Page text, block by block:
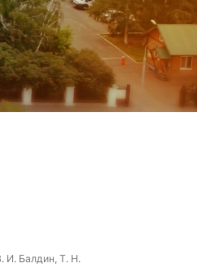
И. Балдин, Т. Н.